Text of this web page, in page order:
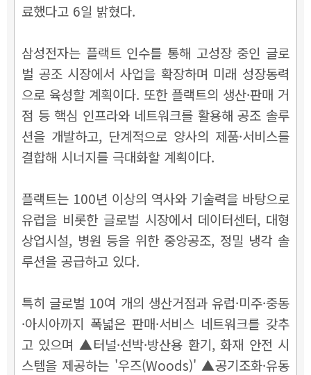
료했다고 6일 밝혔다.
삼성전자는 플랙트 인수를 통해 고성장 중인 글로
벌 공조 시장에서 사업을 확장하며 미래 성장동력
으로 육성할 계획이다. 또한 플랙트의 생산·판매 거
점 등 핵심 인프라와 네트워크를 활용해 공조 솔루
션을 개발하고, 단계적으로 양사의 제품·서비스를
결합해 시너지를 극대화할 계획이다.
플랙트는 100년 이상의 역사와 기술력을 바탕으로
유럽을 비롯한 글로벌 시장에서 데이터센터, 대형
상업시설, 병원 등을 위한 중앙공조, 정밀 냉각 솔
루션을 공급하고 있다.
특히 글로벌 10여 개의 생산거점과 유럽·미주·중동
·아시아까지 폭넓은 판매·서비스 네트워크를 갖추
고 있으며 ▲터널·선박·방산용 환기, 화재 안전 시
스템을 제공하는 '우즈(Woods)' ▲공기조화·유동